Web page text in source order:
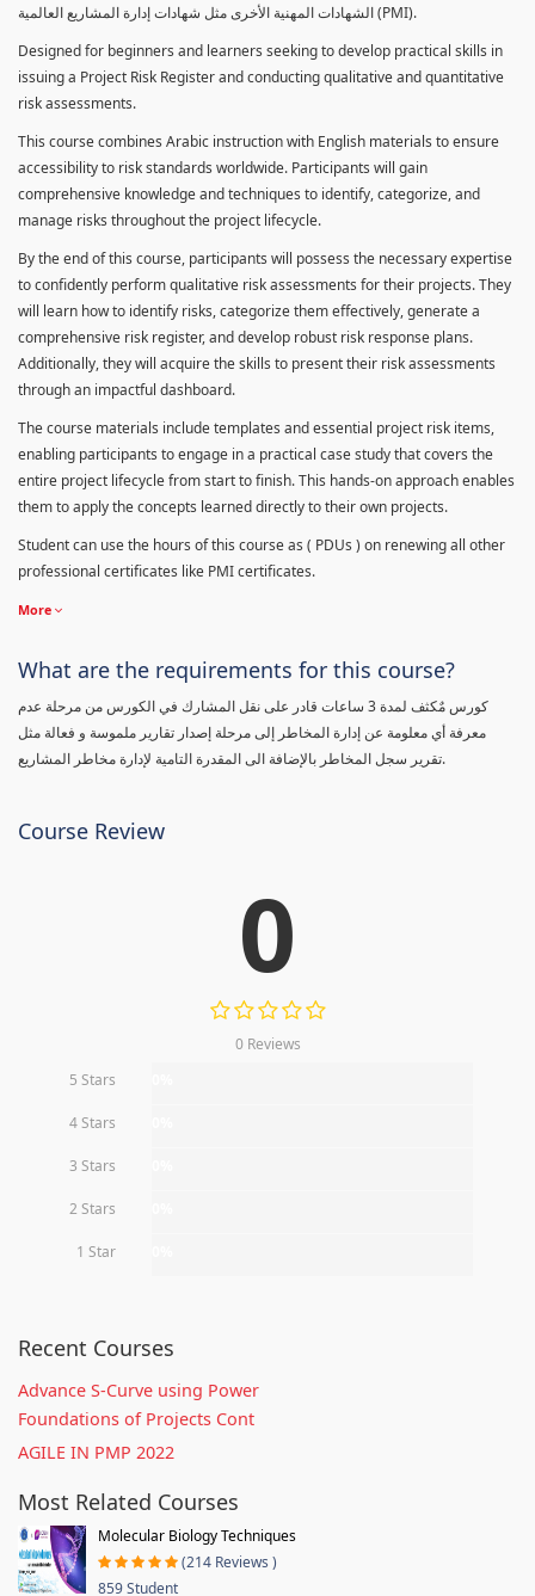
الشهادات المهنية الأخرى مثل شهادات إدارة المشاريع العالمية (PMI).
Designed for beginners and learners seeking to develop practical skills in
issuing a Project Risk Register and conducting qualitative and quantitative
risk assessments.
This course combines Arabic instruction with English materials to ensure
accessibility to risk standards worldwide. Participants will gain
comprehensive knowledge and techniques to identify, categorize, and
manage risks throughout the project lifecycle.
By the end of this course, participants will possess the necessary expertise
to confidently perform qualitative risk assessments for their projects. They
will learn how to identify risks, categorize them effectively, generate a
comprehensive risk register, and develop robust risk response plans.
Additionally, they will acquire the skills to present their risk assessments
through an impactful dashboard.
The course materials include templates and essential project risk items,
enabling participants to engage in a practical case study that covers the
entire project lifecycle from start to finish. This hands-on approach enables
them to apply the concepts learned directly to their own projects.
Student can use the hours of this course as ( PDUs ) on renewing all other
professional certificates like PMI certificates.
More
What are the requirements for this course?
كورس مٌكثف لمدة 3 ساعات قادر على نقل المشارك في الكورس من مرحلة عدم
معرفة أي معلومة عن إدارة المخاطر إلى مرحلة إصدار تقارير ملموسة و فعالة مثل
تقرير سجل المخاطر بالإضافة الى المقدرة التامية لإدارة مخاطر المشاريع.
Course Review
0
0 Reviews
5 Stars
4 Stars
3 Stars
2 Stars
1 Star
Recent Courses
Advance S-Curve using Power
Foundations of Projects Cont
AGILE IN PMP 2022
Most Related Courses
Molecular Biology Techniques
(214 Reviews )
859 Student